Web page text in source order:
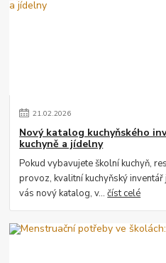
21.02.2026
Nový katalog kuchyňského
kuchyně a jídelny
Pokud vybavujete školní kuchyň,
provoz, kvalitní kuchyňský
vás nový katalog, v...číst celé